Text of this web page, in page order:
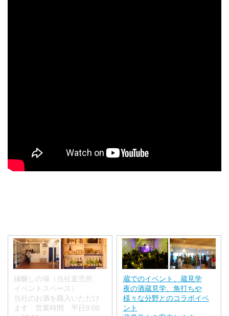
縁醸しの場（当社直売所、
イベントスペース）
当社のお酒を購入いただけ
ます 営業時間 平日9:00
蔵でのイベント、蔵見学
夜の酒蔵見学、角打ちや
様々な分野とのコラボイベ
ント